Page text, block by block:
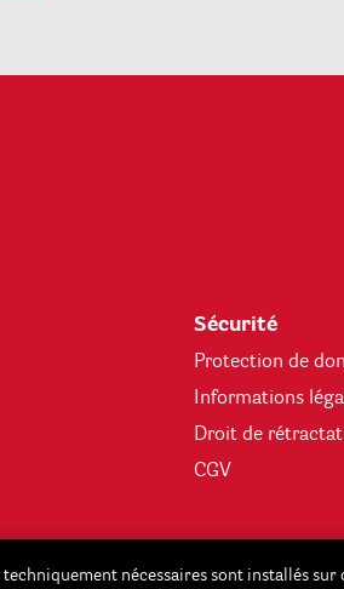
Sécurité
Protection de
Informations
Droit de
CGV
nécessaires sont installés sur